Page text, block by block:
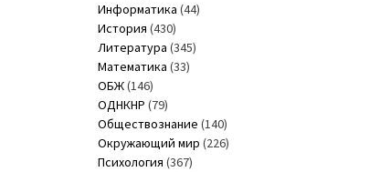
Информатика (44)
История (430)
Литература (345)
Математика (33)
ОБЖ(146)
ОДНКНР (79)
Обществознание (140)
Окружающий мир (226)
Психология (367)